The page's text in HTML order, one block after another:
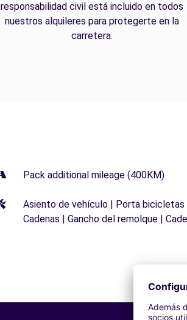
responsabilidad civil está incluido en todos
nuestros alquileres para protegerte en la
carretera.
Pack additional mileage (400KM)
Asiento de vehículo | Porta bicicletas
Cadenas | Gancho del remolque |